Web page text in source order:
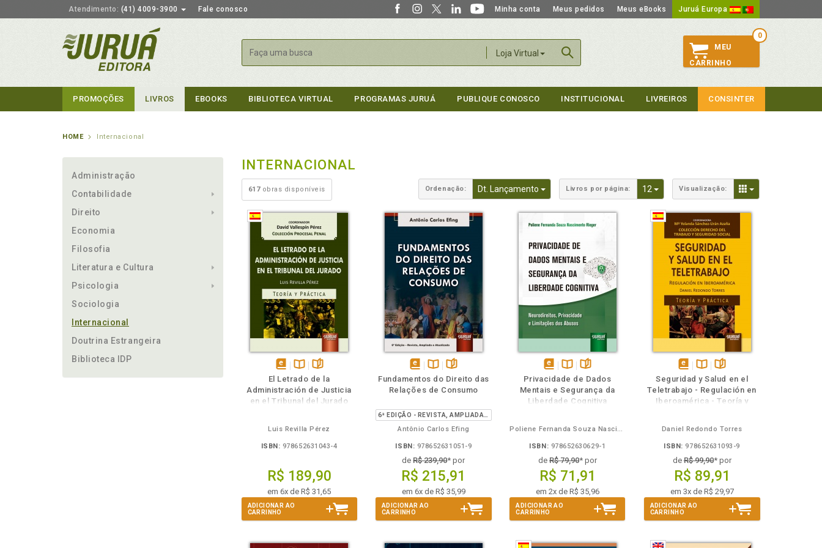
Atendimento: (41) 4009-3900 Fale conosco Minha conta Meus pedidos Meus eBooks Juruá Europa
Loja Virtual
Buscar
0
MEU
CARRINHO
PROMOÇÕES LIVROS EBOOKS BIBLIOTECA VIRTUAL PROGRAMAS JURUÁ PUBLIQUE CONOSCO INSTITUCIONAL LIVREIROS CONSINTER
HOME Internacional
Administração
Contabilidade
Direito
Economia
Filosofia
Literatura e Cultura
Psicologia
Sociologia
Internacional
Doutrina Estrangeira
Biblioteca IDP
INTERNACIONAL
617obras disponíveis Ordenação: Dt. Lançamento Toggle Dropdown
Livros por página: 12 Toggle Dropdown
Visualização: Toggle Dropdown
disponível
em
eBook
Disponível
na
B.V.
páginas
El Letrado de la
Administración de Justicia
en el Tribunal del Jurado
Luis Revilla Pérez
ISBN: 978652631043-4
R$ 189,90
em 6x de R$ 31,65
ADICIONAR AO
CARRINHO
Também
disponível
em
Também
Disponível
na
páginas
Fundamentos do Direito das
Relações de Consumo
Antônio Carlos Efing
ISBN: 978652631051-9
deR$ 239,90* por
R$ 215,91
em 6x de R$ 35,99
ADICIONAR AO
CARRINHO
disponível
em
eBook
Também
Disponível
na
B.V.
Folheie
páginas
Privacidade de Dados
Mentais e Segurança da
Liberdade Cognitiva
Poliene Fernanda Souza Nascimento Rieger
ISBN: 978652630629-1
deR$ 79,90* por
R$ 71,91
em 2x de R$ 35,96
ADICIONAR AO
CARRINHO
disponível
em
eBook
Também
Disponível
na
B.V.
Folheie
páginas
Seguridad y Salud en el
Teletrabajo - Regulación en
Iberoamérica - Teoría y
Daniel Redondo Torres
ISBN: 978652631093-9
deR$ 99,90* por
R$ 89,91
em 3x de R$ 29,97
ADICIONAR AO
CARRINHO